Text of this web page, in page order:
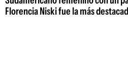
Florencia Niski fue la más